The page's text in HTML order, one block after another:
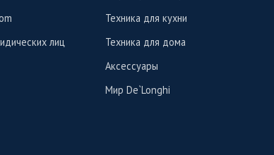
лиц
Техника для кухни
Техника для дома
Аксессуары
Мир De`Longhi